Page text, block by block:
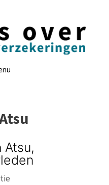
Atsu,